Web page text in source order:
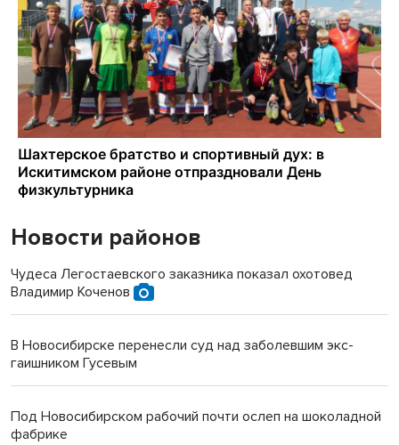
Новости районов
Чудеса Легостаевского заказника показал охотовед
Владимир Коченов
В Новосибирске перенесли суд над заболевшим экс-
гаишником Гусевым
Под Новосибирском рабочий почти ослеп на шоколадной
фабрике